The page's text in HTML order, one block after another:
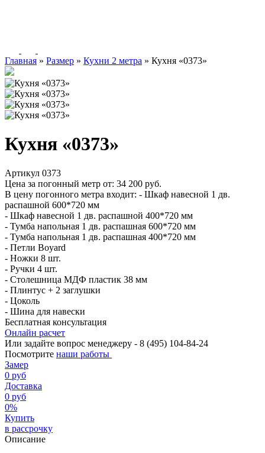
Главная » Размер » Кухни 2 метра » Кухня «0373»
Кухня «0373»
Артикул 0373
Цена за погонный метр от: 34 200 руб.
В цену погонного метра входит: - Шкаф навесной 1 дв.
распашной 600*720 мм
- Шкаф навесной 1 дв. распашной 400*720 мм
- Тумба напольная 1 дв. распашная 600*720 мм
- Тумба напольная 1 дв. распашная 400*720 мм
- Петли Boyard
- Ножки 8 шт.
- Ручки 4 шт.
- Столешница МДФ пластик 38 мм
- Плинтус + 2 заглушки
- Цоколь
- Шина для навески
Бесплатная консультация
Онлайн расчет
Или задайте вопрос менеджеру - 8 (495) 104-84-24
Посмотрите наши работы
Замер
0 руб
Доставка
0 руб
0%
Купить
в рассрочку
Описание